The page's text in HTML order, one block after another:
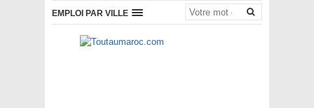
EMPLOI PAR VILLE